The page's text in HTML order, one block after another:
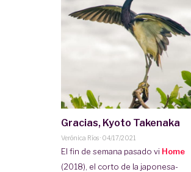
Gracias, Kyoto Takenaka
Verónica Ríos· 04/17/2021
El fin de semana pasado vi Home
(2018), el corto de la japonesa-